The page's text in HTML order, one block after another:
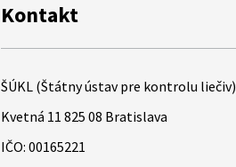
Kontakt
ŠÚKL (Štátny ústav pre kontrolu liečiv)
Kvetná 11 825 08 Bratislava
IČO: 00165221